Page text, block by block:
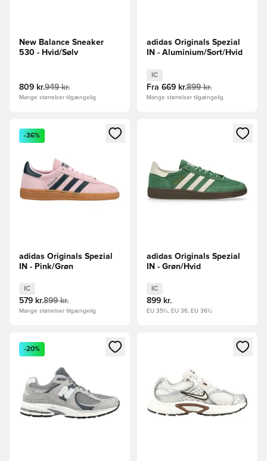
New Balance Sneaker
530 - Hvid/Sølv
809 kr.949 kr.
Mange størrelser tilgængelig
adidas Originals Spezial
IN - Aluminium/Sort/Hvid
IC
Fra 669 kr.899 kr.
Mange størrelser tilgængelig
Åbner en Modal til at logge ind eller tilmelde dig som
-36%
adidas Originals Spezial
IN - Pink/Grøn
IC
579 kr.899 kr.
Mange størrelser tilgængelig
Åbner en Modal til at logge
adidas Originals Spezial
IN - Grøn/Hvid
IC
899 kr.
EU 35½, EU 36, EU 36½
Åbner en Modal til at logge ind eller tilmelde dig som
-20%
Åbner en Modal til at logge